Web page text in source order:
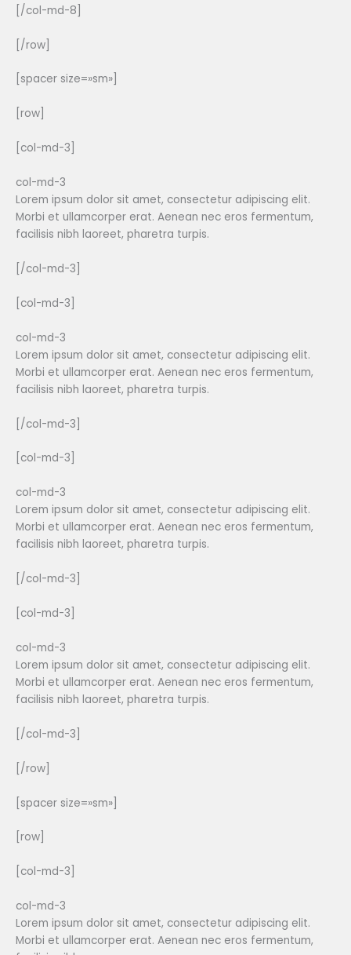
[/col-md-8]
[/row]
[spacer size=»sm»]
[row]
[col-md-3]
col-md-3
Lorem ipsum dolor sit amet, consectetur adipiscing elit.
Morbi et ullamcorper erat. Aenean nec eros fermentum,
facilisis nibh laoreet, pharetra turpis.
[/col-md-3]
[col-md-3]
col-md-3
Lorem ipsum dolor sit amet, consectetur adipiscing elit.
Morbi et ullamcorper erat. Aenean nec eros fermentum,
facilisis nibh laoreet, pharetra turpis.
[/col-md-3]
[col-md-3]
col-md-3
Lorem ipsum dolor sit amet, consectetur adipiscing elit.
Morbi et ullamcorper erat. Aenean nec eros fermentum,
facilisis nibh laoreet, pharetra turpis.
[/col-md-3]
[col-md-3]
col-md-3
Lorem ipsum dolor sit amet, consectetur adipiscing elit.
Morbi et ullamcorper erat. Aenean nec eros fermentum,
facilisis nibh laoreet, pharetra turpis.
[/col-md-3]
[/row]
[spacer size=»sm»]
[row]
[col-md-3]
col-md-3
Lorem ipsum dolor sit amet, consectetur adipiscing elit.
Morbi et ullamcorper erat. Aenean nec eros fermentum,